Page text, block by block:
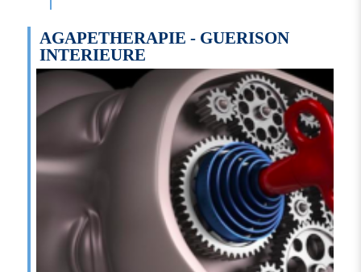
AGAPETHERAPIE - GUERISON
INTERIEURE